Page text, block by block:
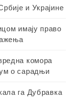
и Украјине
имају право
комора
о сарадњи
га Дубравка